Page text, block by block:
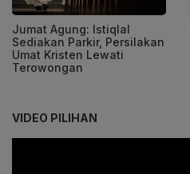
Jumat Agung: Istiqlal
Sediakan Parkir, Persilakan
Umat Kristen Lewati
Terowongan
VIDEO PILIHAN